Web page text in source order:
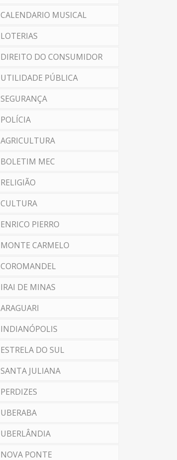
CALENDARIO MUSICAL
LOTERIAS
DIREITO DO CONSUMIDOR
UTILIDADE PÚBLICA
SEGURANÇA
POLÍCIA
AGRICULTURA
BOLETIM MEC
RELIGIÃO
CULTURA
ENRICO PIERRO
MONTE CARMELO
COROMANDEL
IRAI DE MINAS
ARAGUARI
INDIANÓPOLIS
ESTRELA DO SUL
SANTA JULIANA
PERDIZES
UBERABA
UBERLÂNDIA
NOVA PONTE